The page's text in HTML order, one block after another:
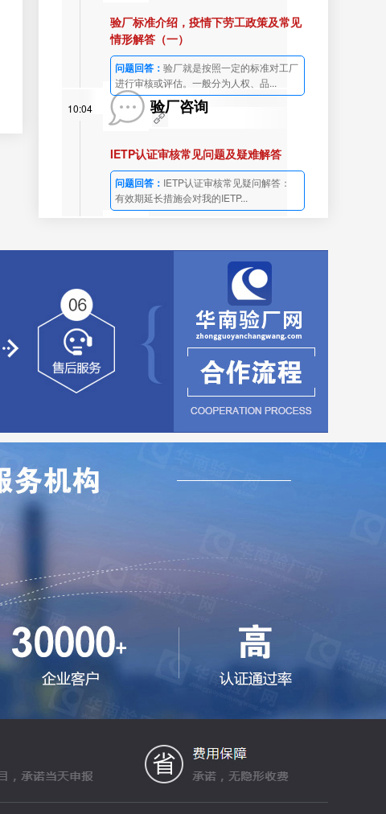
验厂标准介绍，疫情下劳工政策及常见
情形解答（一）
问题回答：验厂就是按照一定的标准对工厂
进行审核或评估。一般分为人权、品...
10:04
验厂咨询
IETP认证审核常见问题及疑难解答
问题回答： IETP认证审核常见疑问解答：
有效期延长措施会对我的IETP...